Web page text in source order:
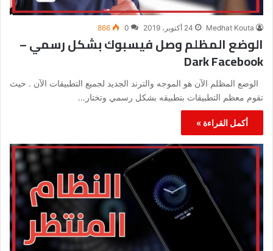
Medhat Kouta 24 أكتوبر، 2019 0
866
الوضع المظلم وصل فيسبوك بشكل رسمي –
Dark Facebook
الوضع المظلم الآن هو الموجه والترند الجديد لجميع التطبيقات الآن . حيث
تقوم معظم التطبيقات بتطبيقه بشكل رسمي وتختار…
أكمل القراءة »